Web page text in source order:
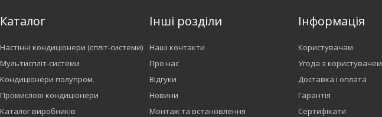
Каталог
Настінні кондиціонери (спліт-системи)
Мультиспліт-системи
Кондиціонери полупром.
Промислові кондиціонери
Каталог виробників
Інші розділи
Наші контакти
Про нас
Відгуки
Новини
Монтаж та встановлення
Інформація
Користувачам
Угода з користувачем
Доставка і оплата
Гарантія
Сертифікати